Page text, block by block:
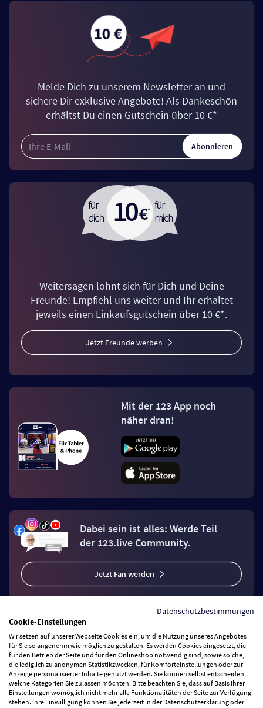
Melde Dich zu unserem Newsletter an und
sichere Dir exklusive Angebote! Als Dankeschön
erhältst Du einen Gutschein über 10 €*
Abonnieren
Weitersagen lohnt sich für Dich und Deine
Freunde! Empfiehl uns weiter und Ihr erhaltet
jeweils einen Einkaufsgutschein über 10 €*.
Jetzt Freunde werben
Mit der 123 App noch
näher dran!
Dabei sein ist alles: Werde Teil
der 123.live Community.
Jetzt Fan werden
Vertrag widerrufen
Zahlungsarten
Datenschutzbestimmungen
Cookie-Einstellungen
Wir setzen auf unserer Webseite Cookies ein, um die Nutzung unseres Angebotes
für Sie so angenehm wie möglich zu gestalten. Es werden Cookies eingesetzt, die
für den Betrieb der Seite und für den Onlineshop notwendig sind, sowie solche,
die lediglich zu anonymen Statistikzwecken, für Komforteinstellungen oder zur
Anzeige personalisierter Inhalte genutzt werden. Sie können selbst entscheiden,
welche Kategorien Sie zulassen möchten. Bitte beachten Sie, dass auf Basis Ihrer
Einstellungen womöglich nicht mehr alle Funktionalitäten der Seite zur Verfügung
stehen. Ihre Einwilligung können Sie jederzeit in der Datenschutzerklärung oder